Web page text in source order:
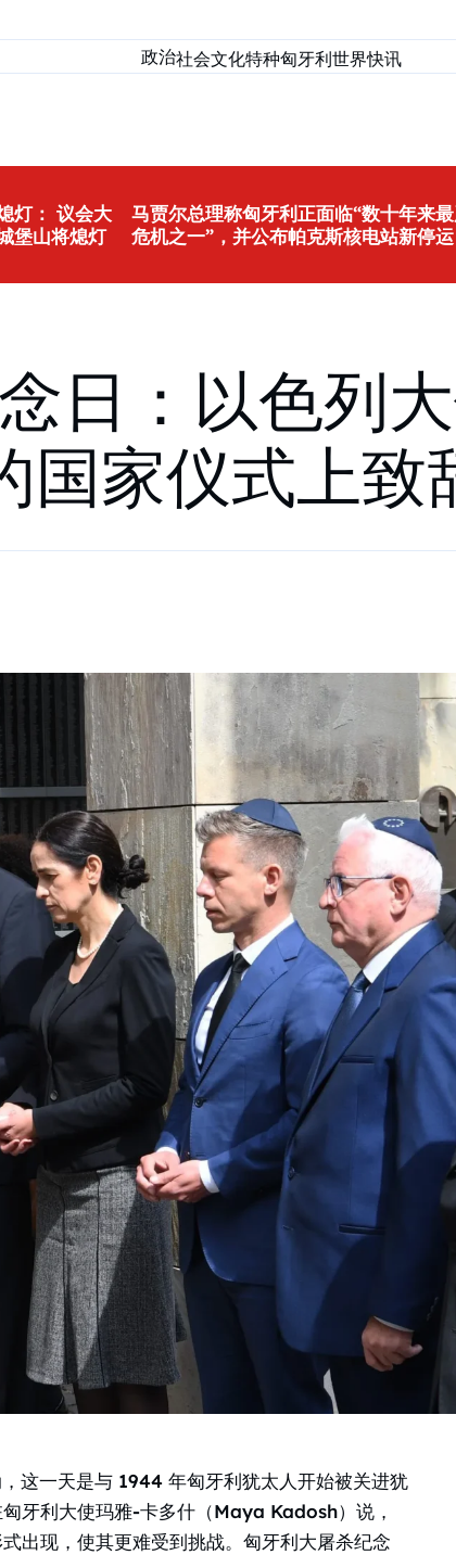
政治社会文化特种匈牙利世界快讯
灯： 议会大
堡山将熄灯
马贾尔总理称匈牙利正面临“数十年来
危机之一”，并公布帕克斯核电站新停
日：以色列
家仪式上致
这一天是与 1944 年匈牙利犹太人开始被关进犹
牙利大使玛雅-卡多什（Maya Kadosh）说，
出现，使其更难受到挑战。匈牙利大屠杀纪念